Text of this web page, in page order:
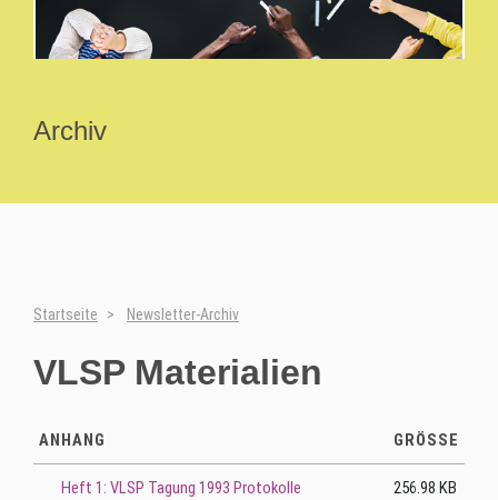
Archiv
Startseite Newsletter-Archiv
VLSP Materialien
ANHANG GRÖSSE
Heft 1: VLSP Tagung 1993 Protokolle 256.98 KB